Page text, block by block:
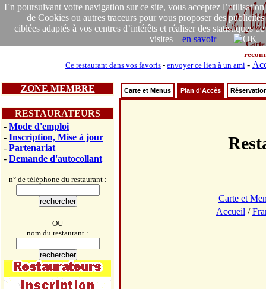
En poursuivant votre navigation sur ce site, vous acceptez l’utilisation
de Cookies ou autres traceurs pour vous proposer des publicités
ciblées adaptés à vos centres d’intérêts et réaliser des statistiques de
visites en savoir +
Carte
Ce restaurant dans vos favoris - envoyer ce lien à un ami -
ZONE MEMBRE
RESTAURATEURS
- Mode d'emploi
- Inscription, Mise à jour
- Partenariat
- Demande d'autocollant
n° de téléphone du restaurant :
OU
nom du restaurant :
Carte et Menus Plan d'Accès
Carte et
Accueil /